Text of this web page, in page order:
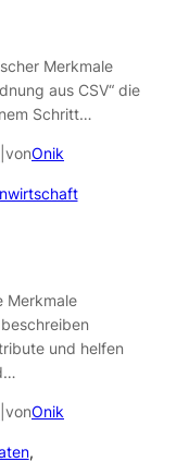
Merkmale
aus CSV“ die
Schritt…
vonOnik
Merkmale
und helfen
vonOnik